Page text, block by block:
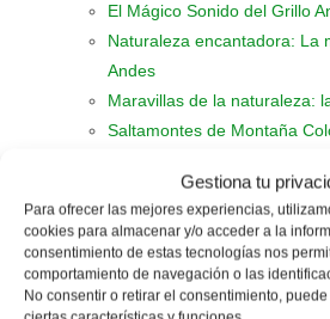
Gestiona tu
Para ofrecer las mejores experiencias,
cookies para almacenar y/o acceder a la
consentimiento de estas tecnologías nos
comportamiento de navegación o las
No consentir o retirar el consentimiento,
El Mágico Sonido del Grillo
Naturaleza encantadora: La
Andes
Maravillas de la naturaleza:
Saltamontes de Montaña
Intriga y color de la Mariposa
Descubriendo el mundo del
Pez Pimelodella: El
Perfiles interesantes de Pez
Fascinación por el pez